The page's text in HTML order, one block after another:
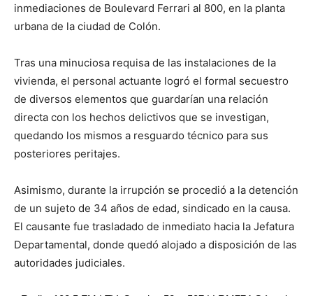
inmediaciones de Boulevard Ferrari al 800, en la planta
urbana de la ciudad de Colón.
Tras una minuciosa requisa de las instalaciones de la
vivienda, el personal actuante logró el formal secuestro
de diversos elementos que guardarían una relación
directa con los hechos delictivos que se investigan,
quedando los mismos a resguardo técnico para sus
posteriores peritajes.
Asimismo, durante la irrupción se procedió a la detención
de un sujeto de 34 años de edad, sindicado en la causa.
El causante fue trasladado de inmediato hacia la Jefatura
Departamental, donde quedó alojado a disposición de las
autoridades judiciales.